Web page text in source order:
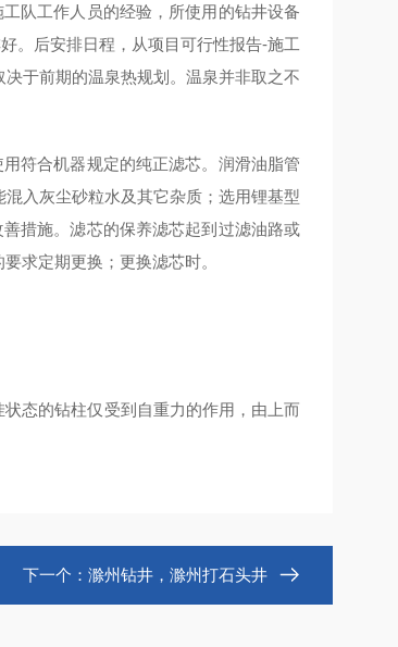
队工作人员的经验，所使用的钻井设备
。后安排日程，从项目可行性报告-施工
于前期的温泉热规划。温泉并非取之不
符合机器规定的纯正滤芯。润滑油脂管
入灰尘砂粒水及其它杂质；选用锂基型
措施。滤芯的保养滤芯起到过滤油路或
求定期更换；更换滤芯时。
态的钻柱仅受到自重力的作用，由上而
下一个： 滁州钻井，滁州打石头井